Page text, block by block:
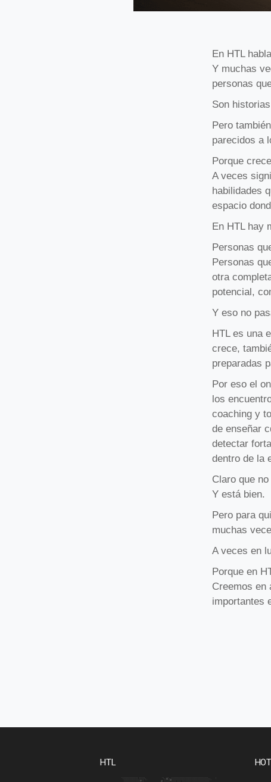
En HTL
Y muchas
personas
Son
Pero
parecidos a
Porque
A veces
habilidades
espacio
En HTL hay
Personas
Personas
otra
potencial,
Y eso no
HTL es una
crece,
preparadas
Por eso el
los
coaching y
de enseñar
detectar
dentro de la
Claro que
Y está bien.
Pero para
muchas
A veces en
Porque en
Creemos en
importantes
HTL